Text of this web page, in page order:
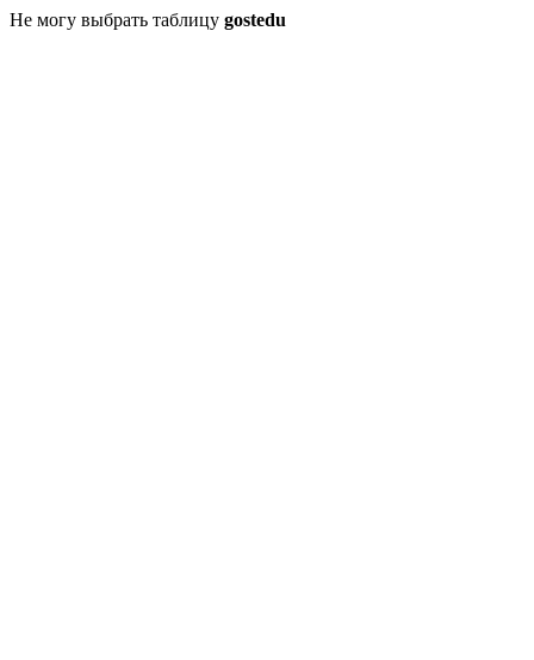
Не могу выбрать таблицу gostedu